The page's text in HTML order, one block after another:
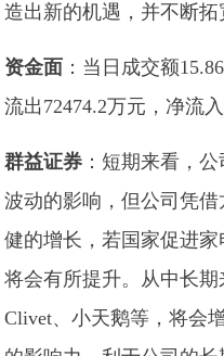
造出新的机遇，并不断拓
资金面 ：当日成交额
流出72474.2万元，净流
群益证券 ：短期来看，
波动的影响，但公司凭
健的增长，若国家促进
将会有所提升。从中长期
Clivet、小天鹅等，将会